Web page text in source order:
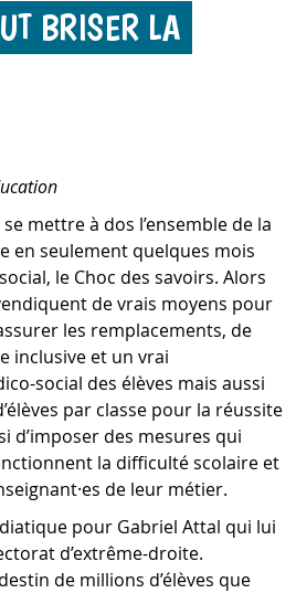
BRISER LA
mettre à dos l’ensemble de la
en seulement quelques mois
le Choc des savoirs. Alors
de vrais moyens pour
les remplacements, de
inclusive et un vrai
social des élèves mais aussi
par classe pour la réussite
d’imposer des mesures qui
la difficulté scolaire et
de leur métier.
pour Gabriel Attal qui lui
d’extrême-droite.
de millions d’élèves que